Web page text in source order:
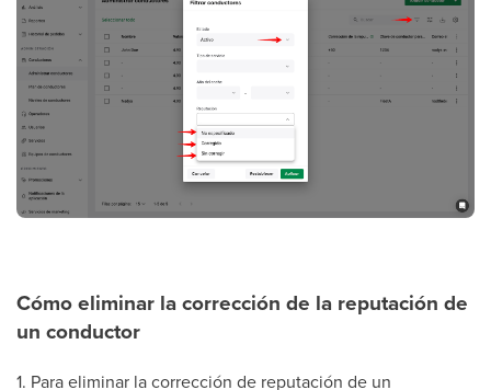
Cómo eliminar la corrección de la reputación de
un conductor
1. Para eliminar la corrección de reputación de un